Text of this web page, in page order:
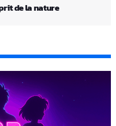
de la nature